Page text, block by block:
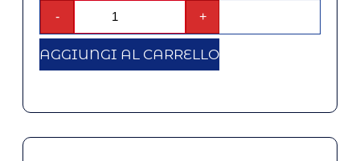
- +
AGGIUNGI AL CARRELLO